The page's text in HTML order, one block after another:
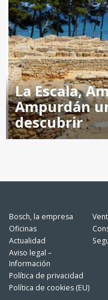
La Escala,
Ampurdán
descubrir
Bosch, la empresa
Oficinas
Actualidad
Aviso legal –
Información
Política de privacidad
Política de cookies (EU)